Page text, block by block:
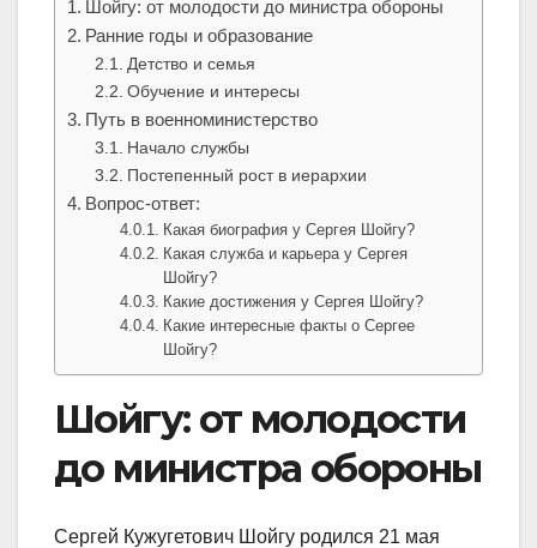
Шойгу: от молодости до министра обороны
Ранние годы и образование
Детство и семья
Обучение и интересы
Путь в военноминистерство
Начало службы
Постепенный рост в иерархии
Вопрос-ответ:
Какая биография у Сергея Шойгу?
Какая служба и карьера у Сергея
Шойгу?
Какие достижения у Сергея Шойгу?
Какие интересные факты о Сергее
Шойгу?
Шойгу: от молодости
до министра обороны
Сергей Кужугетович Шойгу родился 21 мая